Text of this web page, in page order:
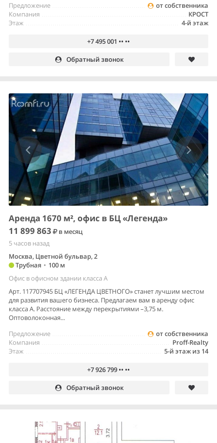
от собственника
Предложение
КРОСТ
Компания
4-й этаж
Этаж
+7 495 001 •• ••
Обратный звонок
Аренда 1670 м², офис в БЦ «Легенда»
11 899 863
в месяц
5 часов назад
Москва, Цветной бульвар, 2
Трубная • 100 м
Офис в офисном здании класса A
Арт. 117707945 БЦ «ЛЕГЕНДА ЦВЕТНОГО» станет лучшим местом
для развития вашего бизнеса. Предлагаем вам в аренду офис
класса А. Расстояние между перекрытиями –3,75 м.
Оптоволоконная...
от собственника
Предложение
Proff-Realty
Компания
5-й этаж из 14
Этаж
+7 926 799 •• ••
Обратный звонок